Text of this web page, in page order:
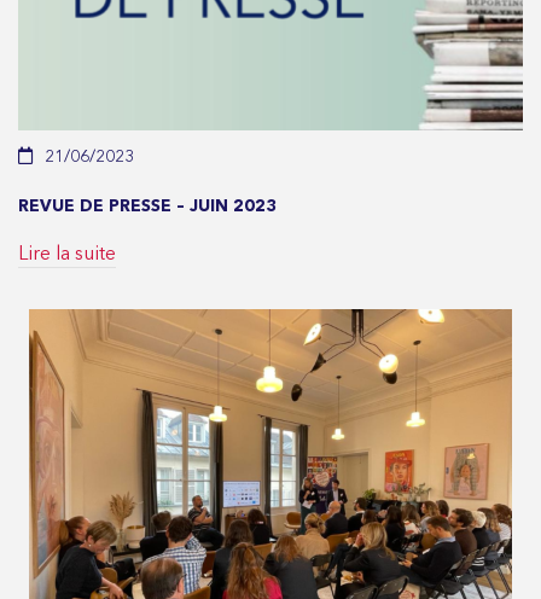
21/06/2023
REVUE DE PRESSE – JUIN 2023
Lire la suite